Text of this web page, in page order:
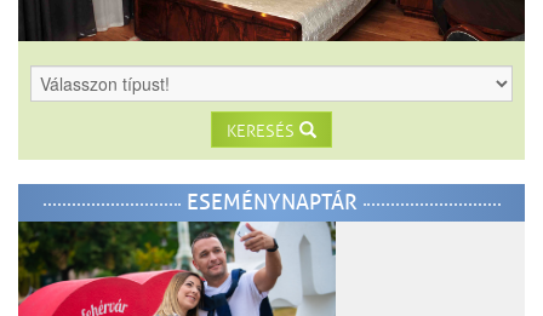
KERESÉS
ESEMÉNYNAPTÁR